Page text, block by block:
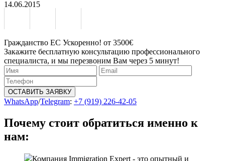
14.06.2015
Гражданство ЕС Ускоренно! от 3500€
Закажите бесплатную консультацию профессионального
специалиста, и мы перезвоним Вам через 5 минут!
ОСТАВИТЬ ЗАЯВКУ
WhatsApp/Telegram: +7 (919) 226-42-05
Почему стоит обратиться именно к
нам:
Компания Immigration Expert - это опытный и